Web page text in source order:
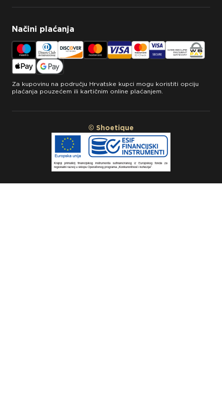
Načini plaćanja
Za kupovinu na području Hrvatske kupci mogu koristiti opciju
plaćanja pouzećem ili kartičnim online plaćanjem.
© Shoetique